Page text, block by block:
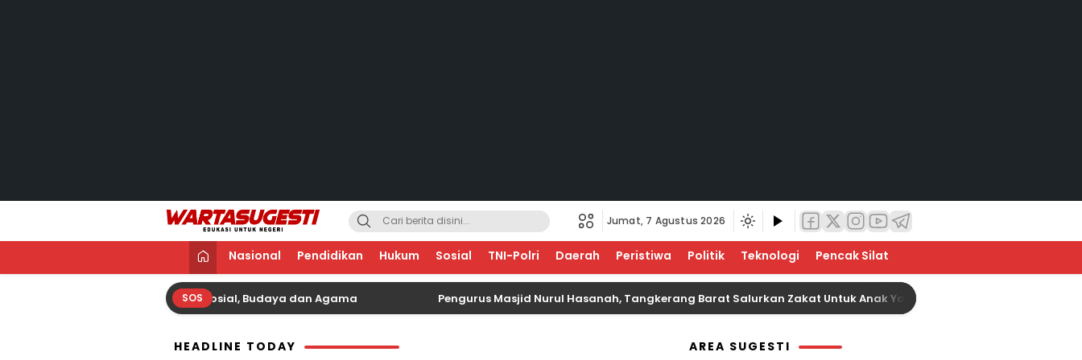
WARTA SUGESTI √ EDUKASI UNTUK NEGERI
Edukasi Untuk Negeri
Jumat, 7 Agustus 2026
Nasional Pendidikan Hukum Sosial TNI-Polri Daerah Peristiwa Politik Teknologi Pencak Silat
SOS
Hubungan Sejenis; Fenomena Sosial, Budaya dan Agama Pengurus Masjid Nurul Hasanah, Tangkerang Barat Salurkan Zakat Untuk Anak Yatim Sebanyak 21 Orang
HEADLINE TODAY
AREA SUGESTI